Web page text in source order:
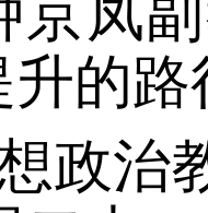
京凤
的
政治